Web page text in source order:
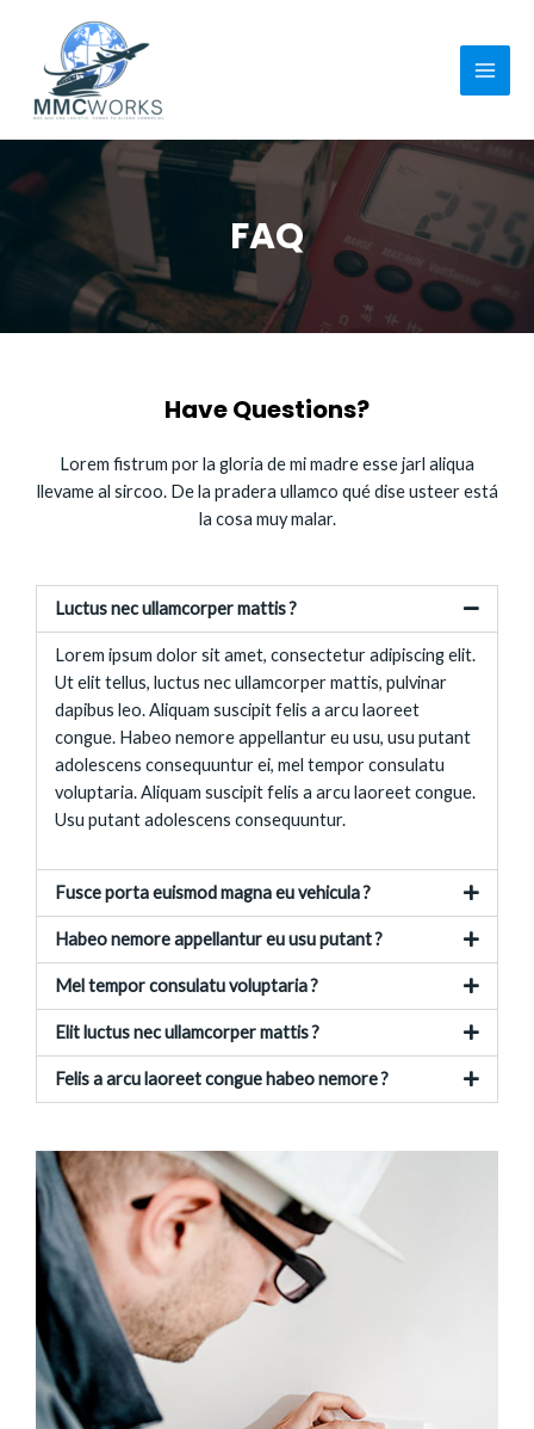
FAQ
Have Questions?
Lorem fistrum por la gloria de mi madre esse jarl aliqua
llevame al sircoo. De la pradera ullamco qué dise usteer está
la cosa muy malar.
Luctus nec ullamcorper mattis ?
Lorem ipsum dolor sit amet, consectetur adipiscing elit.
Ut elit tellus, luctus nec ullamcorper mattis, pulvinar
dapibus leo. Aliquam suscipit felis a arcu laoreet
congue. Habeo nemore appellantur eu usu, usu putant
adolescens consequuntur ei, mel tempor consulatu
voluptaria. Aliquam suscipit felis a arcu laoreet congue.
Usu putant adolescens consequuntur.
Fusce porta euismod magna eu vehicula ?
Habeo nemore appellantur eu usu putant ?
Mel tempor consulatu voluptaria ?
Elit luctus nec ullamcorper mattis ?
Felis a arcu laoreet congue habeo nemore ?